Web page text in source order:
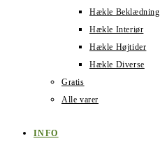
Hækle Beklædning
Hækle Interiør
Hækle Højtider
Hækle Diverse
Gratis
Alle varer
INFO